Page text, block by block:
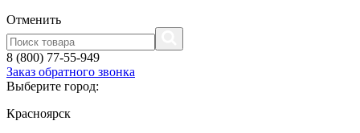
Отменить
8 (800) 77-55-949
Заказ обратного звонка
Выберите город:
Красноярск